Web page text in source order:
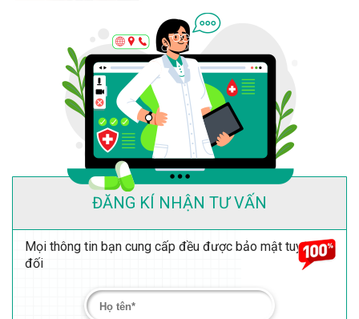
ĐĂNG KÍ NHẬN TƯ VẤN
Mọi thông tin bạn cung cấp đều được bảo mật tuyệt
đối